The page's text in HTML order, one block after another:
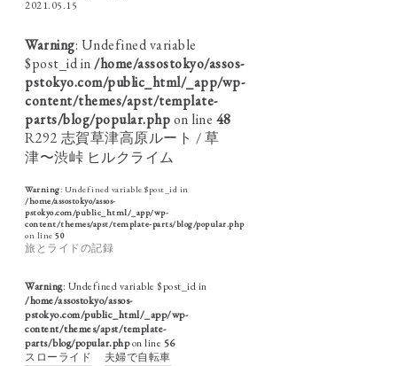
2021.05.15
Warning: Undefined variable
$post_id in/home/assostokyo/assos-
pstokyo.com/public_html/_app/wp-
content/themes/apst/template-
parts/blog/popular.phpon line 48
R292 志賀草津高原ルート / 草
津〜渋峠 ヒルクライム
Warning: Undefined variable $post_id in
/home/assostokyo/assos-
pstokyo.com/public_html/_app/wp-
content/themes/apst/template-parts/blog/popular.php
on line 50
旅とライドの記録
Warning: Undefined variable $post_id in
/home/assostokyo/assos-
pstokyo.com/public_html/_app/wp-
content/themes/apst/template-
parts/blog/popular.phpon line 56
スローライド
夫婦で自転車